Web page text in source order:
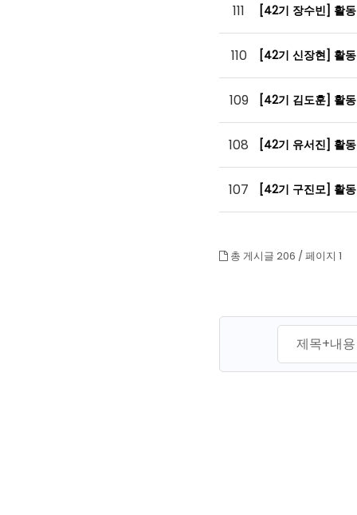
111 [42기 장수빈] 활
110 [42기 신장현] 활
109 [42기 김도훈] 활
108 [42기 유서진] 활
107 [42기 구진모] 활
총 게시글 206 /페이지 1